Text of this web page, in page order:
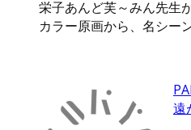
栄子あんど芙～みん先生
カラー原画から、名シー
遠